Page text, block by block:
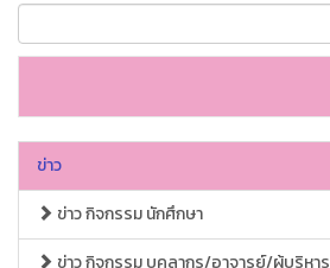
ข่าว
ข่าว กิจกรรม นักศึกษา
ข่าว กิจกรรม บุคลากร/อาจารย์/ผู้บริหาร